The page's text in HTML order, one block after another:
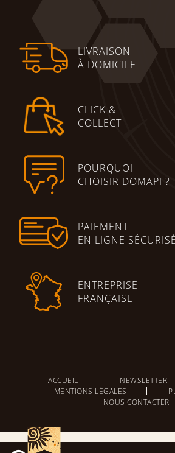
LIVRAISON
À DOMICILE
CLICK &
COLLECT
POURQUOI
CHOISIR DOMAPI ?
PAIEMENT
EN LIGNE SÉCURISÉ
ENTREPRISE
FRANÇAISE
ACCUEIL NEWSLETTER
MENTIONS LÉGALES
NOUS CONTACTER